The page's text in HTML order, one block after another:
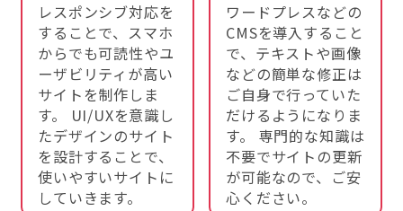
レスポンシブ対応を
することで、スマホ
からでも可読性やユ
ーザビリティが高い
サイトを制作しま
す。 UI/UXを意識し
たデザインのサイト
を設計することで、
使いやすいサイトに
していきます。
ワードプレスなどの
CMSを導入すること
で、テキストや画像
などの簡単な修正は
ご自身で行っていた
だけるようになりま
す。 専門的な知識は
不要でサイトの更新
が可能なので、ご安
心ください。